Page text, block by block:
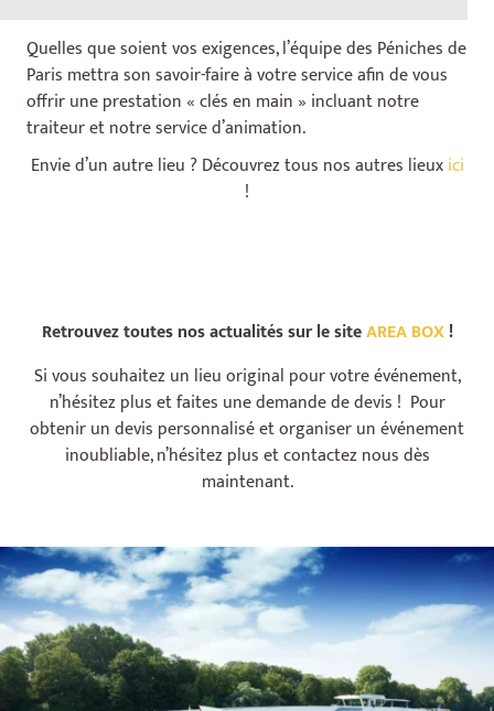
Quelles que soient vos exigences, l’équipe des Péniches de
Paris mettra son savoir-faire à votre service afin de vous
offrir une prestation « clés en main » incluant notre
traiteur et notre service d’animation.
Envie d’un autre lieu ? Découvrez tous nos autres lieuxici
!
Retrouvez toutes nos actualités sur le siteAREA BOX!
Si vous souhaitez un lieu original pour votre événement,
n’hésitez plus et faites une demande de devis ! Pour
obtenir un devis personnalisé et organiser un événement
inoubliable, n’hésitez plus et contactez nous dès
maintenant.